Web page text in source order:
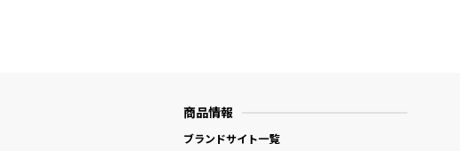
商品情報
ブランドサイト一覧